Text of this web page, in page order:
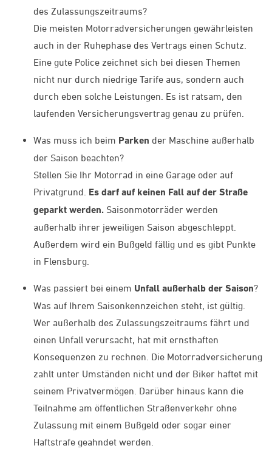
des Zulassungszeitraums?
Die meisten Motorradversicherungen gewährleisten
auch in der Ruhephase des Vertrags einen Schutz.
Eine gute Police zeichnet sich bei diesen Themen
nicht nur durch niedrige Tarife aus, sondern auch
durch eben solche Leistungen. Es ist ratsam, den
laufenden Versicherungsvertrag genau zu prüfen.
Was muss ich beim Parken der Maschine außerhalb
der Saison beachten?
Stellen Sie Ihr Motorrad in eine Garage oder auf
Privatgrund. Es darf auf keinen Fall auf der Straße
geparkt werden. Saisonmotorräder werden
außerhalb ihrer jeweiligen Saison abgeschleppt.
Außerdem wird ein Bußgeld fällig und es gibt Punkte
in Flensburg.
Was passiert bei einem Unfall außerhalb der Saison?
Was auf Ihrem Saisonkennzeichen steht, ist gültig.
Wer außerhalb des Zulassungszeitraums fährt und
einen Unfall verursacht, hat mit ernsthaften
Konsequenzen zu rechnen. Die Motorradversicherung
zahlt unter Umständen nicht und der Biker haftet mit
seinem Privatvermögen. Darüber hinaus kann die
Teilnahme am öffentlichen Straßenverkehr ohne
Zulassung mit einem Bußgeld oder sogar einer
Haftstrafe geahndet werden.